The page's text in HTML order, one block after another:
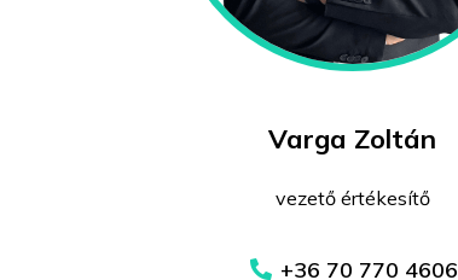
Varga Zoltán
vezető értékesítő
+36 70 770 4606